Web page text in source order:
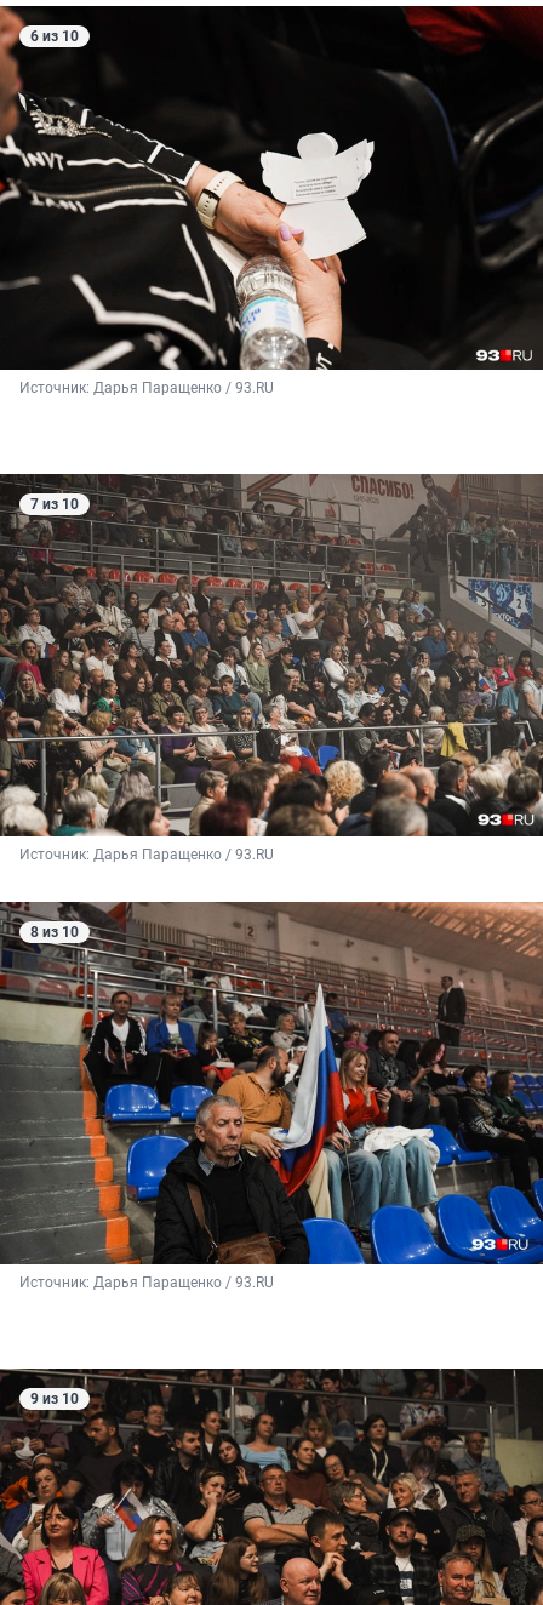
6 из 10
Источник: Дарья Паращенко / 93.RU
7 из 10
Источник: Дарья Паращенко / 93.RU
8 из 10
Источник: Дарья Паращенко / 93.RU
9 из 10